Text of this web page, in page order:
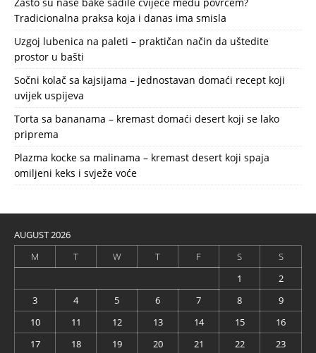
Tradicionalna praksa koja i danas ima smisla
Uzgoj lubenica na paleti – praktičan način da uštedite
prostor u bašti
Sočni kolač sa kajsijama – jednostavan domaći recept koji
uvijek uspijeva
Torta sa bananama – kremast domaći desert koji se lako
priprema
Plazma kocke sa malinama – kremast desert koji spaja
omiljeni keks i svježe voće
AUGUST 2026
M
T W T F S
S
1
2
3
4 5 6 7 8
9
10
11 12 13 14 15
16
17
18 19 20 21 22 23